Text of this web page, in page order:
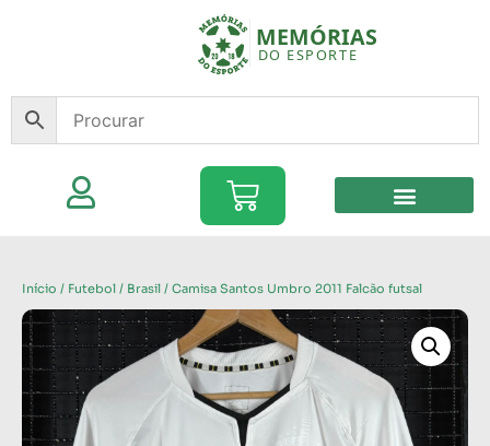
Início / Futebol / Brasil / Camisa Santos Umbro 2011 Falcão futsal